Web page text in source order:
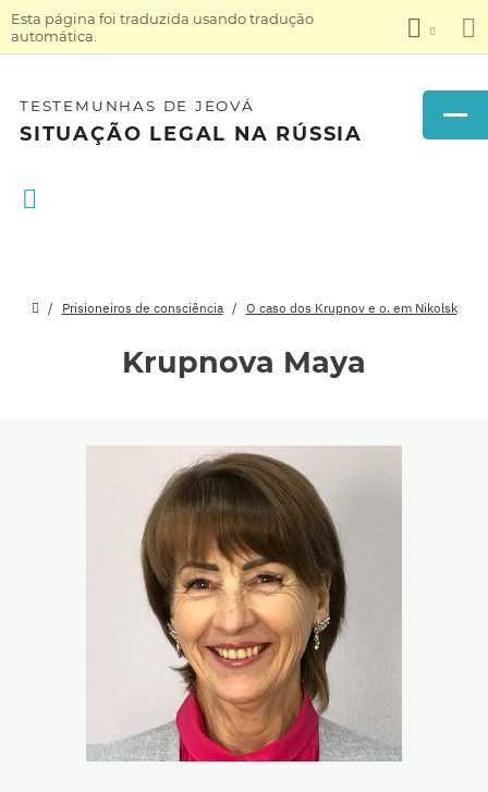
Esta página foi traduzida usando tradução
automática.
TESTEMUNHAS DE JEOVÁ
SITUAÇÃO LEGAL NA RÚSSIA
Prisioneiros de consciência O caso dos Krupnov e o. em Nikolsk
Krupnova Maya